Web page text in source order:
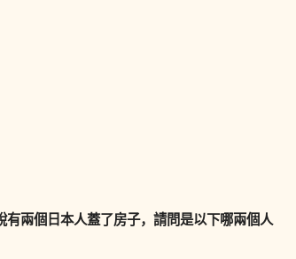
兩個日本人蓋了房子，請問是以下哪兩個人